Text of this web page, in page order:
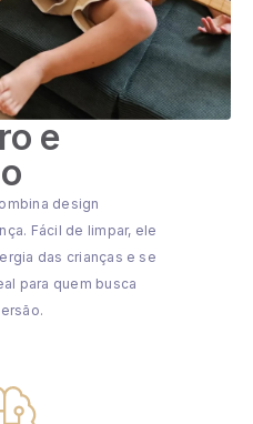
e
design
Fácil de limpar, ele
das crianças e se
para quem busca